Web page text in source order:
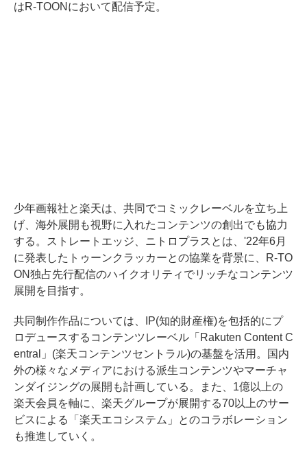
はR-TOONにおいて配信予定。
少年画報社と楽天は、共同でコミックレーベルを立ち上
げ、海外展開も視野に入れたコンテンツの創出でも協力
する。ストレートエッジ、ニトロプラスとは、'22年6月
に発表したトゥーンクラッカーとの協業を背景に、R-TO
ON独占先行配信のハイクオリティでリッチなコンテンツ
展開を目指す。
共同制作作品については、IP(知的財産権)を包括的にプ
ロデュースするコンテンツレーベル「Rakuten Content C
entral」(楽天コンテンツセントラル)の基盤を活用。国内
外の様々なメディアにおける派生コンテンツやマーチャ
ンダイジングの展開も計画している。また、1億以上の
楽天会員を軸に、楽天グループが展開する70以上のサー
ビスによる「楽天エコシステム」とのコラボレーション
も推進していく。